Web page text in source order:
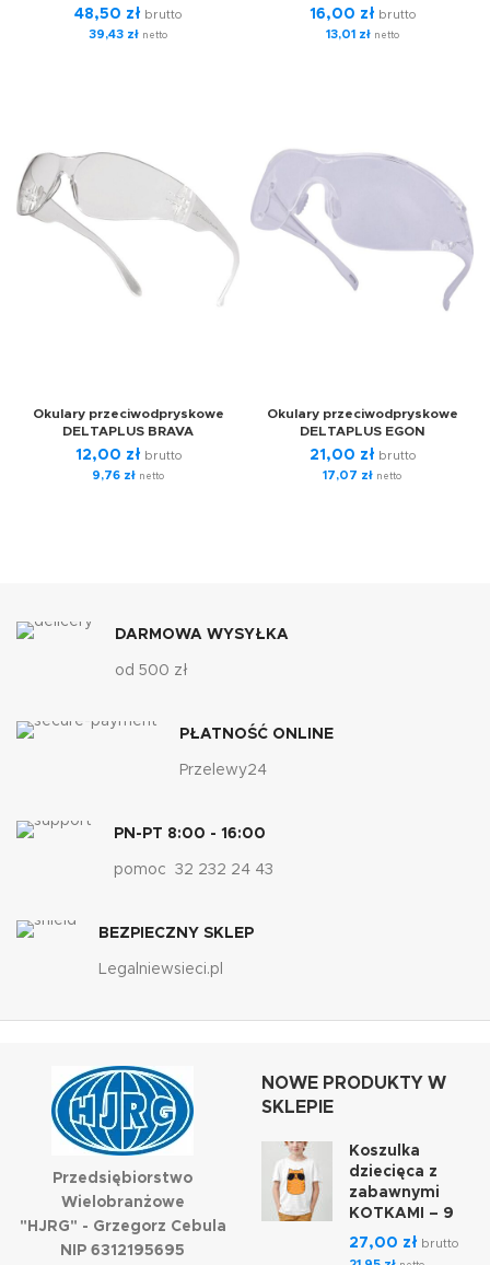
48,50 zł brutto
39,43 zł netto
16,00 zł brutto
13,01 złnetto
Okulary przeciwodpryskowe
DELTAPLUS BRAVA
12,00 zł brutto
9,76 zł netto
Okulary przeciwodpryskowe
DELTAPLUS EGON
21,00 zł brutto
17,07 zł netto
DARMOWA WYSYŁKA
od 500 zł
PŁATNOŚĆ ONLINE
Przelewy24
PN-PT 8:00 - 16:00
pomoc 32 232 24 43
BEZPIECZNY SKLEP
Legalniewsieci.pl
Przedsiębiorstwo
Wielobranżowe
"HJRG" - Grzegorz Cebula
NIP 6312195695
NOWE PRODUKTY W
SKLEPIE
Koszulka
dziecięca z
zabawnymi
KOTKAMI – 9
27,00 zł brutto